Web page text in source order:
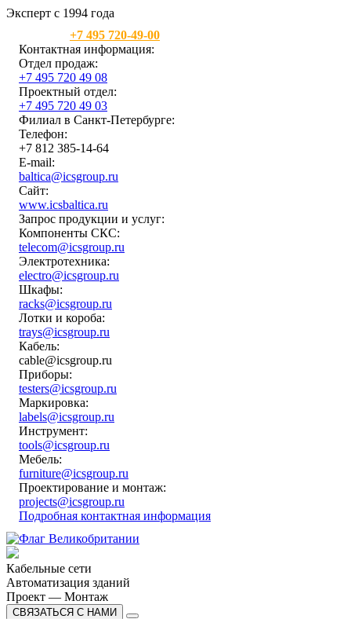
Эксперт с 1994 года
+7 495 720-49-00
Контактная информация:
Отдел продаж:
+7 495 720 49 08
Проектный отдел:
+7 495 720 49 03
Филиал в Санкт-Петербурге:
Телефон:
+7 812 385-14-64
E-mail:
baltica@icsgroup.ru
Сайт:
www.icsbaltica.ru
Запрос продукции и услуг:
Компоненты СКС:
telecom@icsgroup.ru
Электротехника:
electro@icsgroup.ru
Шкафы:
racks@icsgroup.ru
Лотки и короба:
trays@icsgroup.ru
Кабель:
cable@icsgroup.ru
Приборы:
testers@icsgroup.ru
Маркировка:
labels@icsgroup.ru
Инструмент:
tools@icsgroup.ru
Мебель:
furniture@icsgroup.ru
Проектирование и монтаж:
projects@icsgroup.ru
Подробная контактная информация
Кабельные сети
Автоматизация зданий
Проект — Монтаж
СВЯЗАТЬСЯ С НАМИ